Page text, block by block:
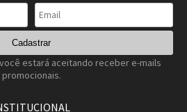
estará aceitando receber e-mails
promocionais.